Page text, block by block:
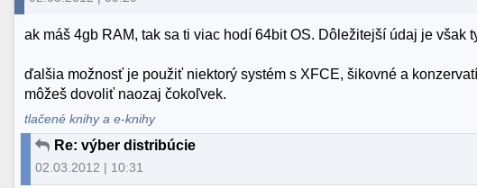
ak máš 4gb RAM, tak sa ti viac hodí 64bit OS. Dôležitejší údaj je však
ďalšia možnosť je použiť niektorý systém s XFCE, šikovné a
môžeš dovoliť naozaj čokoľvek.
tlačené knihy a e-knihy
Re: výber distribúcie
02.03.2012 | 10:31